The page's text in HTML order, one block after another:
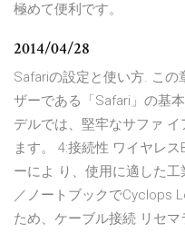
極めて便利です。
2014/04/28
Safariの設定と使い方. この
ザーである「Safari」の基
デルでは、堅牢なサファ
ます。 4:接続性 ワイヤレ
ーによ り、使用に適した
／ノートブックでCyclops
ため、ケーブル接続 リセ